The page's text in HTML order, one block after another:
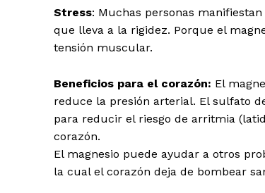
Stress: Muchas personas
que lleva a la rigidez. Porque el
tensión muscular.
Beneficios para el corazón: El
reduce la presión arterial. El sulfato
para reducir el riesgo de arritmia
corazón.
El magnesio puede ayudar a otros
la cual el corazón deja de bombear